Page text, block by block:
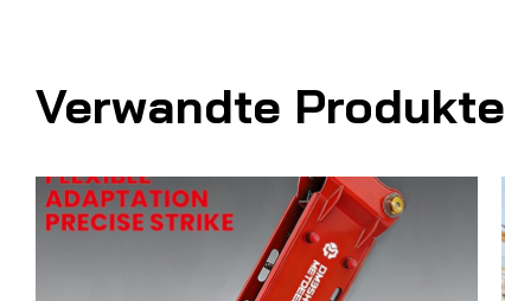
Verwandte Produkte